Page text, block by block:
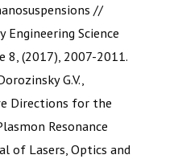
//
Science
8, (2017), 2007-2011.
G.V.,
Directions for the
Resonance
of Lasers, Optics and